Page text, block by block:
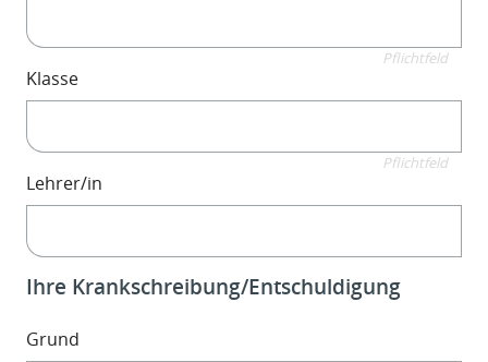
Pflichtfeld
Klasse
Pflichtfeld
Lehrer/in
Ihre Krankschreibung/Entschuldigung
Grund